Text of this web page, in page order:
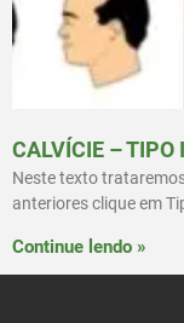
CALVÍCIE – TIPO
Neste texto
anteriores clique em
Continue lendo »